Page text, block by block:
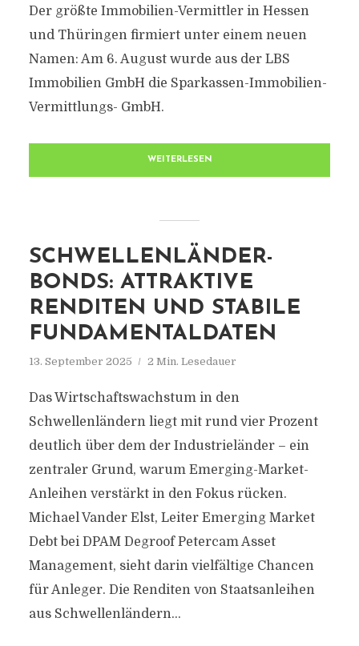
Der größte Immobilien-Vermittler in Hessen
und Thüringen firmiert unter einem neuen
Namen: Am 6. August wurde aus der LBS
Immobilien GmbH die Sparkassen-Immobilien-
Vermittlungs- GmbH.
WEITERLESEN
SCHWELLENLÄNDER-
BONDS: ATTRAKTIVE
RENDITEN UND STABILE
FUNDAMENTALDATEN
13. September 2025 2 Min. Lesedauer
Das Wirtschaftswachstum in den
Schwellenländern liegt mit rund vier Prozent
deutlich über dem der Industrieländer – ein
zentraler Grund, warum Emerging-Market-
Anleihen verstärkt in den Fokus rücken.
Michael Vander Elst, Leiter Emerging Market
Debt bei DPAM Degroof Petercam Asset
Management, sieht darin vielfältige Chancen
für Anleger. Die Renditen von Staatsanleihen
aus Schwellenländern...